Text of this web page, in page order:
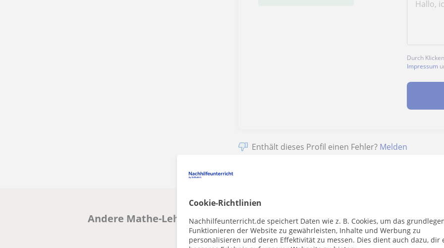
Cookie-Richtlinien
Nachhilfeunterricht.de speichert Daten wie z. B. Cookies, um das
Funktionieren der Website zu gewährleisten, Inhalte und Werbung zu
personalisieren und deren Effektivität zu messen. Dies dient auch dazu, dir
Durch
Impressum
Enthält dieses Profil einen Fehler? Melden
Andere Mathe-Lehrkräfte in Augsburg die dich interessieren könnten